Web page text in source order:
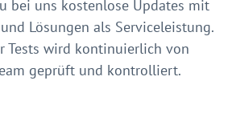
bei uns kostenlose Updates mit
Lösungen als Serviceleistung.
Tests wird kontinuierlich von
geprüft und kontrolliert.